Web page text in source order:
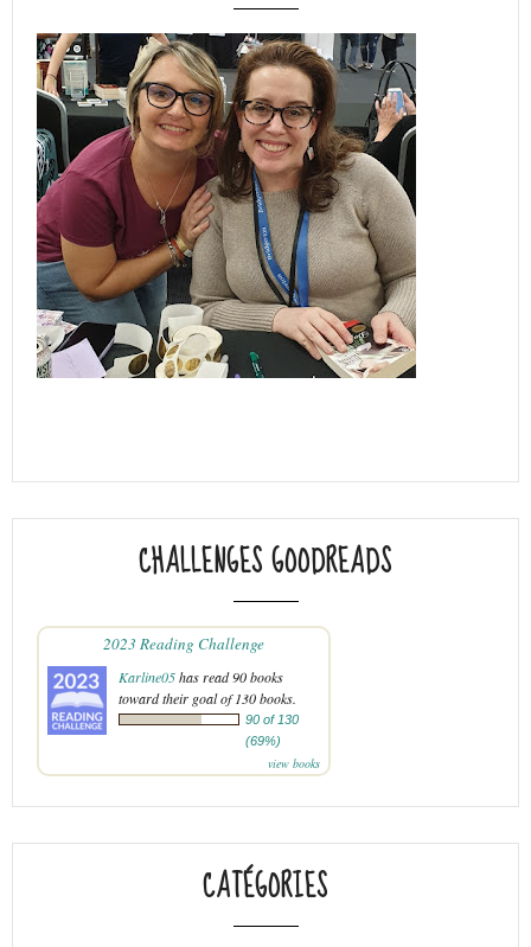
CHALLENGES GOODREADS
2023 Reading Challenge
Karline05has read 90 books
toward their goal of 130 books.
90 of 130
(69%)
view books
CATÉGORIES